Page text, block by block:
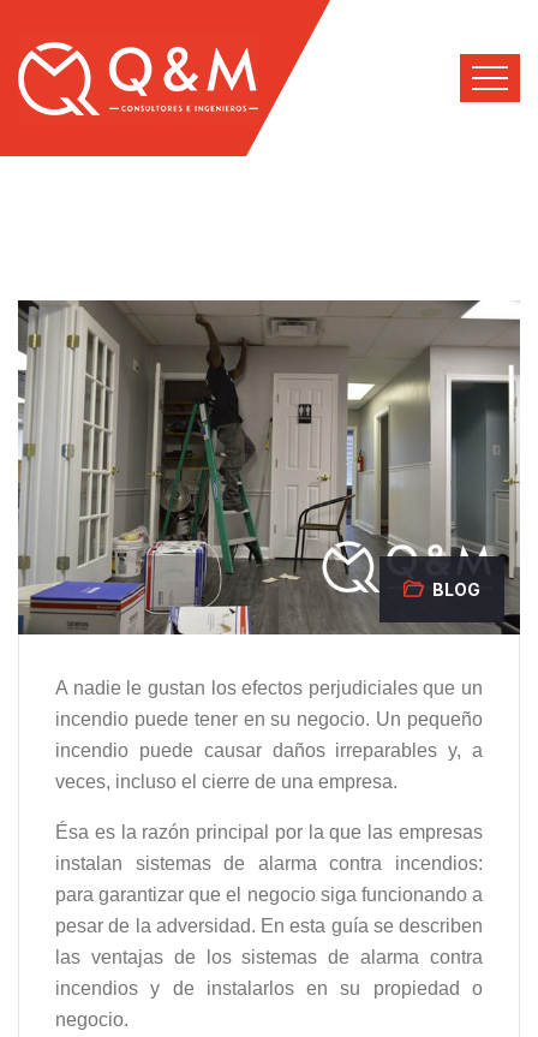
BLOG
A nadie le gustan los efectos perjudiciales que un
incendio puede tener en su negocio. Un pequeño
incendio puede causar daños irreparables y, a
veces, incluso el cierre de una empresa.
Ésa es la razón principal por la que las empresas
instalan sistemas de alarma contra incendios:
para garantizar que el negocio siga funcionando a
pesar de la adversidad. En esta guía se describen
las ventajas de los sistemas de alarma contra
incendios y de instalarlos en su propiedad o
negocio.